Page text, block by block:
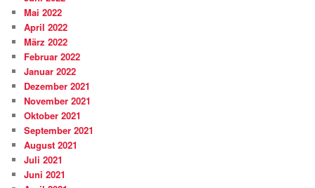
Mai 2022
April 2022
März 2022
Februar 2022
Januar 2022
Dezember 2021
November 2021
Oktober 2021
September 2021
August 2021
Juli 2021
Juni 2021